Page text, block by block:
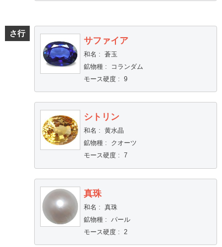
さ行
サファイア
和名 : 蒼玉
鉱物種:
コランダム
モース硬度: 9
シトリン
和名 : 黄水晶
鉱物種:
クオーツ
モース硬度: 7
真珠
和名 : 真珠
鉱物種: パール
モース硬度: 2